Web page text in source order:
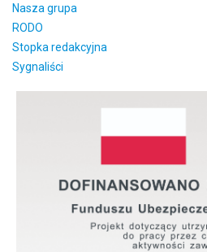
Nasza grupa
RODO
Stopka redakcyjna
Sygnaliści